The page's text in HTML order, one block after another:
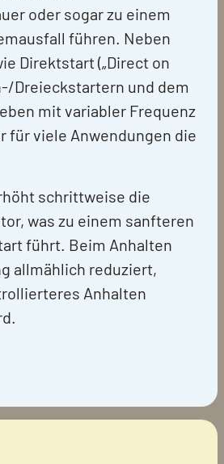
oder sogar zu einem
führen. Neben
Direktstart („Direct on
Dreieckstartern und dem
mit variabler Frequenz
für viele Anwendungen die
schrittweise die
was zu einem sanfteren
führt. Beim Anhalten
allmählich reduziert,
Anhalten